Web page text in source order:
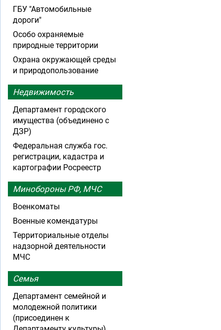
ГБУ "Автомобильные
дороги"
Особо охраняемые
природные территории
Охрана окружающей среды
и природопользование
Недвижимость
Департамент городского
имущества (объединено с
ДЗР)
Федеральная служба гос.
регистрации, кадастра и
картографии Росреестр
Минобороны РФ, МЧС
Военкоматы
Военные комендатуры
Территориальные отделы
надзорной деятельности
МЧС
Семья
Департамент семейной и
молодежной политики
(присоединен к